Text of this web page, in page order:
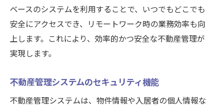
ベースのシステムを利用することで、いつでもどこでも
安全にアクセスでき、リモートワーク時の業務効率も向
上します。これにより、効率的かつ安全な不動産管理が
実現します。
不動産管理システムのセキュリティ機能
不動産管理システムは、物件情報や入居者の個人情報な